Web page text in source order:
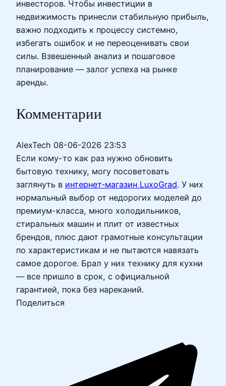
инвесторов. Чтобы инвестиции в
недвижимость принесли стабильную прибыль,
важно подходить к процессу системно,
избегать ошибок и не переоценивать свои
силы. Взвешенный анализ и пошаговое
планирование — залог успеха на рынке
аренды.
Комментарии
AlexTech 08-06-2026 23:53
Если кому-то как раз нужно обновить
бытовую технику, могу посоветовать
заглянуть в интернет‑магазин LuxoGrad. У них
нормальный выбор от недорогих моделей до
премиум-класса, много холодильников,
стиральных машин и плит от известных
брендов, плюс дают грамотные консультации
по характеристикам и не пытаются навязать
самое дорогое. Брал у них технику для кухни
— все пришло в срок, с официальной
гарантией, пока без нареканий.
Поделиться